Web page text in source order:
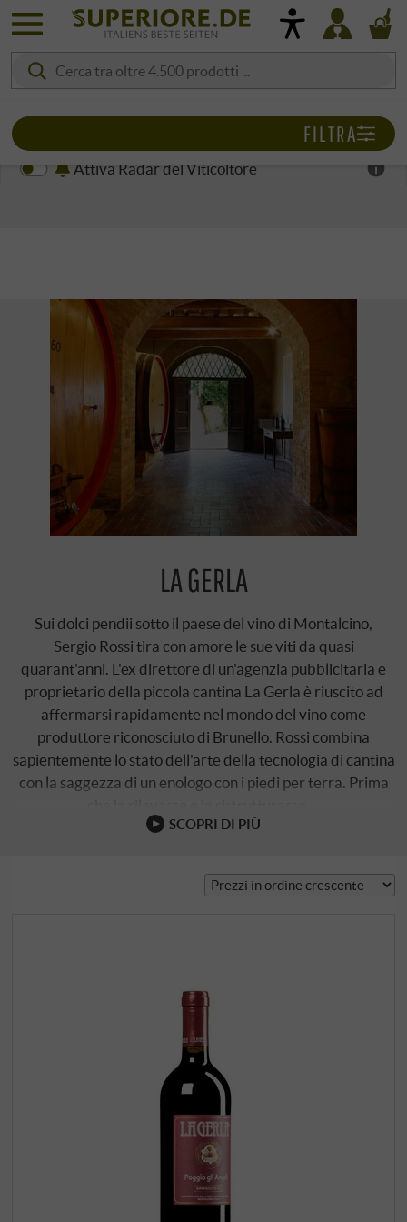
Attiva Radar del Viticoltore
LA GERLA
Sui dolci pendii sotto il paese del vino di Montalcino,
Sergio Rossi tira con amore le sue viti da quasi
quarant'anni. L'ex direttore di un'agenzia pubblicitaria e
proprietario della piccola cantina La Gerla è riuscito ad
affermarsi rapidamente nel mondo del vino come
produttore riconosciuto di Brunello. Rossi combina
sapientemente lo stato dell'arte della tecnologia di cantina
con la saggezza di un enologo con i piedi per terra. Prima
SCOPRI DI PIÙ
FILTRA